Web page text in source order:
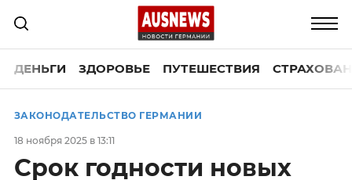
ДЕНЬГИ ЗДОРОВЬЕ ПУТЕШЕСТВИЯ
ЗАКОНОДАТЕЛЬСТВО ГЕРМАНИИ
18 ноября 2025 в 13:11
Срок годности новых